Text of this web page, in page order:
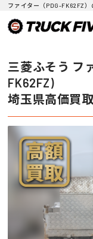
ファイター（PDG-FK62FZ
三菱ふそう フ
FK62FZ)
埼玉県高価買